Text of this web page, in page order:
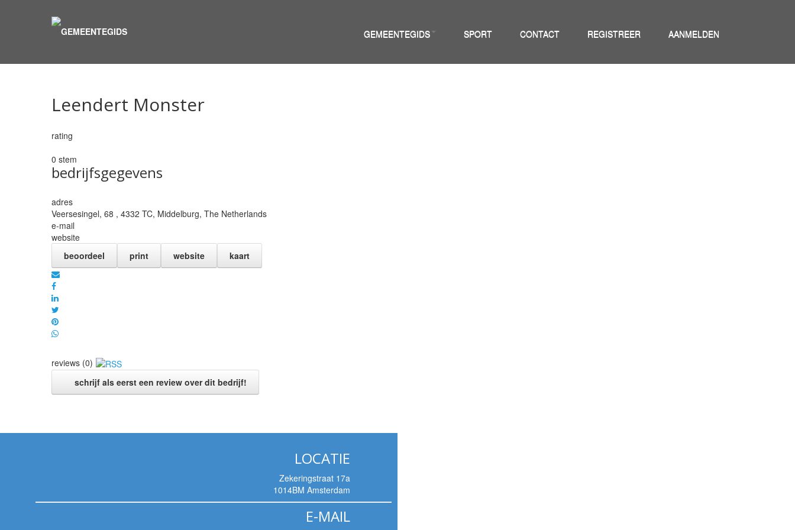
GEMEENTEGIDS SPORT CONTACT REGISTREER AANMELDEN
Leendert Monster
rating
0 stem
bedrijfsgegevens
adres
Veersesingel, 68 , 4332 TC, Middelburg, The Netherlands
e-mail
website
beoordeel
print website kaart
reviews (0)
schrijf als eerst een review over dit bedrijf!
LOCATIE
Zekeringstraat 17a
1014BM Amsterdam
E-MAIL